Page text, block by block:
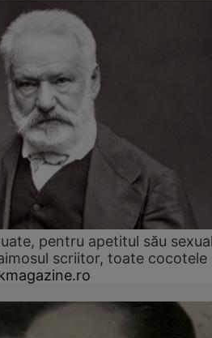
pentru apetitul său
scriitor, toate cocotele